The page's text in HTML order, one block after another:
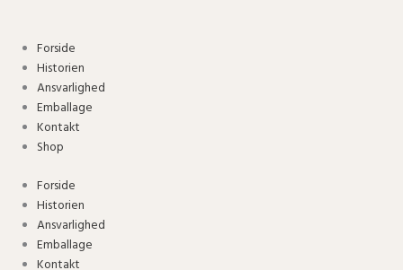
indholdetForside
Historien
Ansvarlighed
Emballage
Kontakt
Shop
Forside
Historien
Ansvarlighed
Emballage
Kontakt